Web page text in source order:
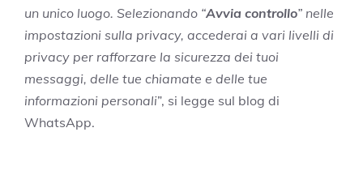
un unico luogo. Selezionando “Avvia controllo” nelle
impostazioni sulla privacy, accederai a vari livelli di
privacy per rafforzare la sicurezza dei tuoi
messaggi, delle tue chiamate e delle tue
informazioni personali”, si legge sul blog di
WhatsApp.